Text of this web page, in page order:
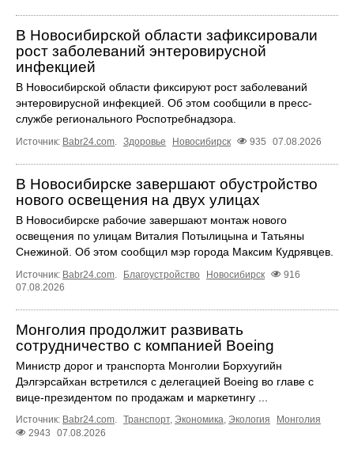
В Новосибирской области зафиксировали
рост заболеваний энтеровирусной
инфекцией
В Новосибирской области фиксируют рост заболеваний
энтеровирусной инфекцией. Об этом сообщили в пресс-
службе регионального Роспотребнадзора.
Источник: Babr24.com. Здоровье Новосибирск 935 07.08.2026
В Новосибирске завершают обустройство
нового освещения на двух улицах
В Новосибирске рабочие завершают монтаж нового
освещения по улицам Виталия Потылицына и Татьяны
Снежиной. Об этом сообщил мэр города Максим Кудрявцев.
Источник: Babr24.com. Благоустройство Новосибирск
916
07.08.2026
Монголия продолжит развивать
сотрудничество с компанией Boeing
Министр дорог и транспорта Монголии Борхуугийн
Дэлгэрсайхан встретился с делегацией Boeing во главе с
вице-президентом по продажам и маркетингу ...
Источник: Babr24.com. Транспорт, Экономика, Экология
Монголия
2943
07.08.2026